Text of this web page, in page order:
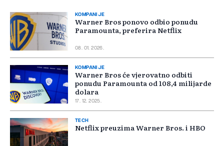
KOMPANIJE
Warner Bros ponovo odbio ponudu
Paramounta, preferira Netflix
08. 01. 2026.
KOMPANIJE
Warner Bros će vjerovatno odbiti
ponudu Paramounta od 108,4 milijarde
dolara
17. 12. 2025.
TECH
Netflix preuzima Warner Bros. i HBO